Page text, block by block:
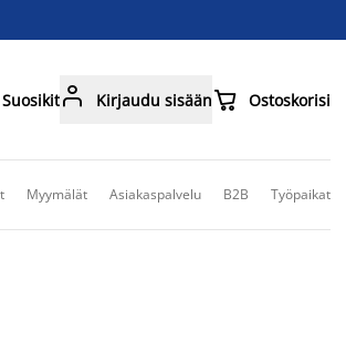
Suosikit Kirjaudu sisään Ostoskorisi
Myymälät Asiakaspalvelu B2B Työpaikat